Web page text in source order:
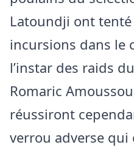
Latoundji ont
incursions dans le
l’instar des raids
Romaric
réussiront
verrou adverse